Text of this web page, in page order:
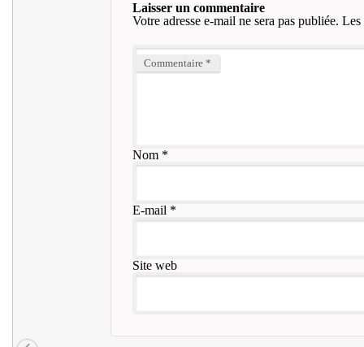
Laisser un commentaire
Votre adresse e-mail ne sera pas publiée. Les
Commentaire *
Nom*
E-mail *
Site web